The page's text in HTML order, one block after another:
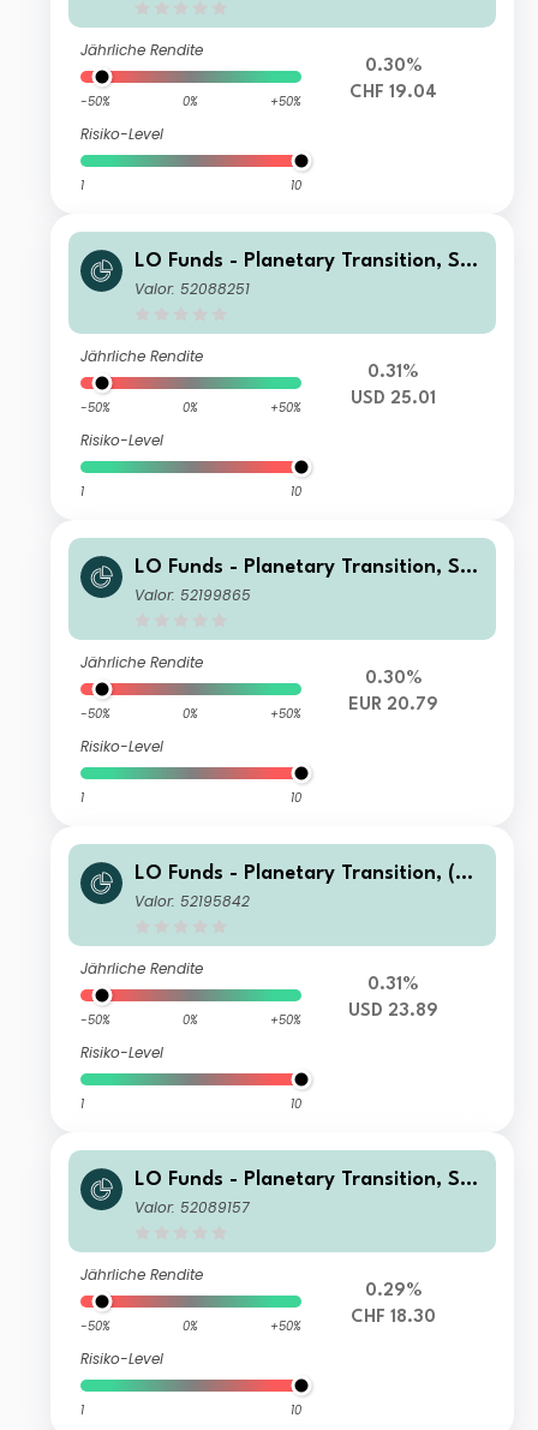
Jährliche Rendite
-50% 0% +50%
Risiko-Level
1 10
0.30%
CHF 19.04
LO Funds - Planetary Transition, See
d, (USD) IA
Valor: 52088251
Jährliche Rendite
-50% 0% +50%
Risiko-Level
1 10
0.31%
USD 25.01
LO Funds - Planetary Transition, Sys
t. NAV Hdg, (EUR) MA
Valor: 52199865
Jährliche Rendite
-50% 0% +50%
Risiko-Level
1 10
0.30%
EUR 20.79
LO Funds - Planetary Transition, (US
D) MD
Valor: 52195842
Jährliche Rendite
-50% 0% +50%
Risiko-Level
1 10
0.31%
USD 23.89
LO Funds - Planetary Transition, Sys
t. NAV Hdg, (CHF) PD
Valor: 52089157
Jährliche Rendite
-50% 0% +50%
Risiko-Level
1 10
0.29%
CHF 18.30